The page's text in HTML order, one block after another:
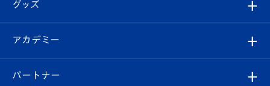
チケット
イベント
メディア
スタッフプロフィール
マスコット紹介
Revive Team
ヴィヴィくんの長崎おもてなしガイド
フォトギャラリー
スタジアムグルメ
V-LOVERS（ファンクラブ）
グッズ
オンラインショップ
アカデミー
育成からのお知らせ
パートナー